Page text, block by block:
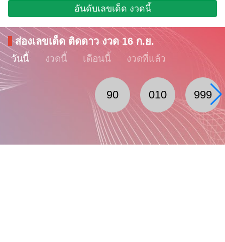
อันดับเลขเด็ด งวดนี้
ส่องเลขเด็ด ติดดาว งวด 16 ก.ย.
วันนี้ งวดนี้ เดือนนี้ งวดที่แล้ว
90 010 999